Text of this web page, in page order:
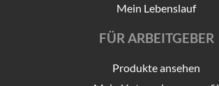
Mein Lebenslauf
FÜR ARBEITGEBER
Produkte ansehen